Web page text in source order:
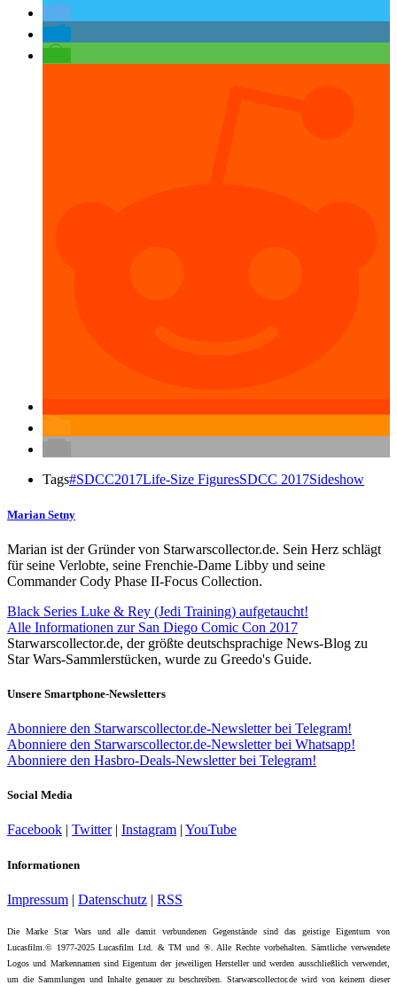
Tags#SDCC2017Life-Size FiguresSDCC 2017Sideshow
Marian Setny
Marian ist der Gründer von Starwarscollector.de. Sein Herz schlägt
für seine Verlobte, seine Frenchie-Dame Libby und seine
Commander Cody Phase II-Focus Collection.
Black Series Luke & Rey (Jedi Training) aufgetaucht!
Alle Informationen zur San Diego Comic Con 2017
Starwarscollector.de, der größte deutschsprachige News-Blog zu
Star Wars-Sammlerstücken, wurde zu Greedo's Guide.
Unsere Smartphone-Newsletters
Abonniere den Starwarscollector.de-Newsletter bei Telegram!
Abonniere den Starwarscollector.de-Newsletter bei Whatsapp!
Abonniere den Hasbro-Deals-Newsletter bei Telegram!
Social Media
Facebook | Twitter| Instagram | YouTube
Informationen
Impressum | Datenschutz | RSS
Die Marke Star Wars und alle damit verbundenen Gegenstände sind das geistige Eigentum von
Lucasfilm.© 1977-2025 Lucasfilm Ltd. & TM und ®. Alle Rechte vorbehalten. Sämtliche verwendete
Logos und Markennamen sind Eigentum der jeweiligen Hersteller und werden ausschließlich verwendet,
um die Sammlungen und Inhalte genauer zu beschreiben. Starwarscollector.de wird von keinem dieser